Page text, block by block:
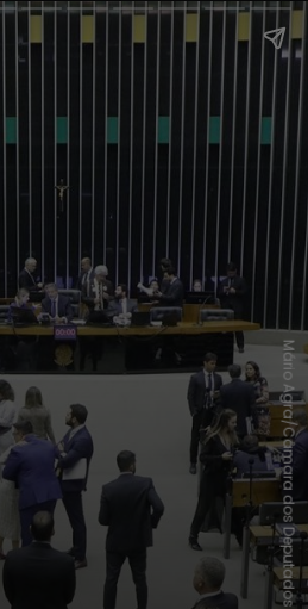
Mário Agra/Câmara dos Deputados